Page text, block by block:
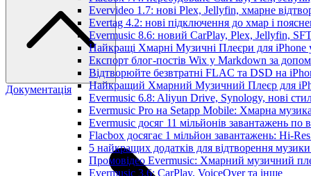
Evervideo 1.7: нові Plex, Jellyfin, хмарне
Evertag 4.2: нові підключення до хмар і
Evermusic 8.6: новий CarPlay, Plex, Jellyfin,
Найкращі Хмарні Музичні Плеєри для iPhone
Експорт блог-постів Wix у Markdown за
Відтворюйте безвтратні FLAC та DSD на
Найкращий Хмарний Музичний Плеєр для
Evermusic 6.8: Aliyun Drive, Synology, нові
Evermusic Pro на Setapp Mobile: Хмарна
Evermusic досяг 11 мільйонів завантажень по
Flacbox досягає 1 мільйон завантажень: Hi-Res
5 найкращих додатків для відтворення
Промовідео Evermusic: Хмарний музичний
Evermusic 3.6: CarPlay, VoiceOver та інше
Документація